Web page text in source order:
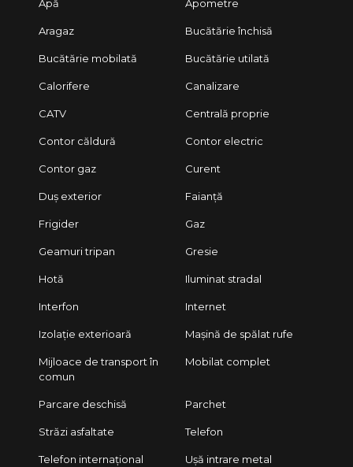
Apă Apometre
Aragaz Bucătărie închisă
Bucătărie mobilată Bucătărie utilată
Calorifere Canalizare
CATV Centrală proprie
Contor căldură Contor electric
Contor gaz Curent
Duș exterior Faianță
Frigider Gaz
Geamuri tripan Gresie
Hotă Iluminat stradal
Interfon Internet
Izolație exterioară Mașină de spălat rufe
Mijloace de transport în
comun
Mobilat complet
Parcare deschisă Parchet
Străzi asfaltate Telefon
Telefon internațional Ușă intrare metal